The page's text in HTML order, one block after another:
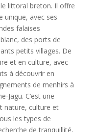
littoral breton. Il offre
unique, avec ses
falaises
des ports de
petits villages. De
et en culture, avec
à découvrir en
de menhirs à
Jagu. C’est une
nature, culture et
les types de
de tranquillité,